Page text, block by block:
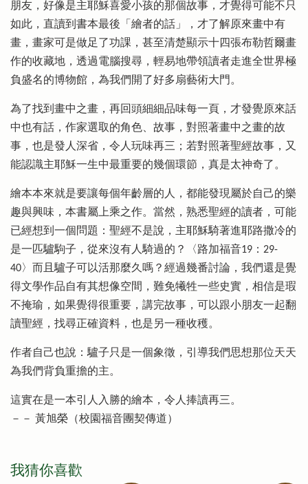
朋友，好像是主耶穌喜愛小孩的那個故事，才覺得可能不只
如此，直讀到書本最後「繪者的話」，才了解原來畫中有
畫，畫家可是做足了功課，甚至清楚顯示十四張布勒哲爾畫
作的收藏地，透過電腦搜尋，輕易地帶領讀者走進全世界極
負盛名的博物館，為我們開了好多扇藝術大門。
為了找到畫中之畫，再回頭細細品味每一頁，才發覺原來話
中也有話，作家選取的角色、故事，對照著畫中之畫的故
事，也是發人深省，令人玩味再三；若對照著聖經故事，又
能認識主耶穌一生中最重要的幾個環節，真是太神奇了。
繪本本來就是要讓每個年齡層的人，都能發現屬於自己的樂
趣與興味，本書屬上乘之作。當然，熟悉聖經的讀者，可能
已經想到一個問題：聖經不是說，主耶穌騎著進耶路撒冷的
是一匹驢駒子，從來沒有人騎過的？〈路加福音19：29-
40〉而且驢子可以活那麼久嗎？經過幾番討論，我們還是覺
得文學作品自有其想像空間，難免犧牲一些史實，相信是瑕
不掩瑜，如果覺得很重要，講完故事，可以跟小朋友一起翻
讀聖經，找尋正確資料，也是另一種收穫。
作者自己也說：驢子只是一個象徵，引導我們思想那位天天
為我們背負重擔的主。
這實在是一本引人入勝的繪本，令人捧讀再三。
－－ 黃旭榮（校園福音團契傳道）
我猜你喜歡